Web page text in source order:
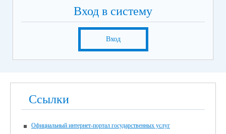
Вход в систему
Вход
Ссылки
Официальный интернет-портал государственных услуг